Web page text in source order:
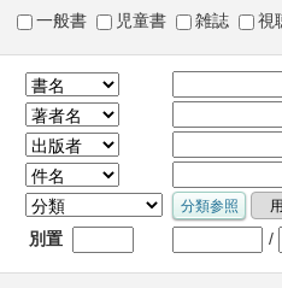
一般書 児童書 雑誌 視
別置 /